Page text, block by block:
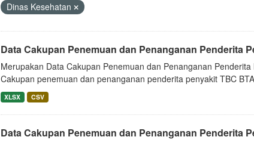
Dinas Kesehatan
Data Cakupan Penemuan dan Penanganan Penderita
Merupakan Data Cakupan Penemuan dan Penanganan
Cakupan penemuan dan penanganan penderita penyakit TBC
XLSX CSV
Data Cakupan Penemuan dan Penanganan Penderita